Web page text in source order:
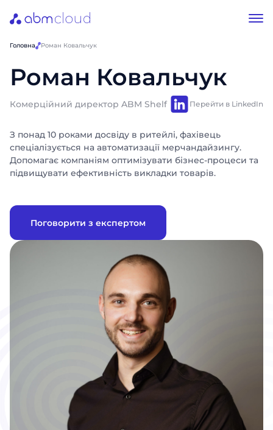
Головна Роман Ковальчук
Роман Ковальчук
Комерційний директор ABM Shelf Перейти в LinkedIn
З понад 10 роками досвіду в ритейлі, фахівець
спеціалізується на автоматизації мерчандайзингу.
Допомагає компаніям оптимізувати бізнес-процеси та
підвищувати ефективність викладки товарів.
Поговорити з експертом